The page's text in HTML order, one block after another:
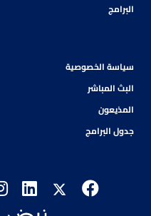
البرامج
سياسة الخصوصية
البث المباشر
المذيعون
جدول البرامج